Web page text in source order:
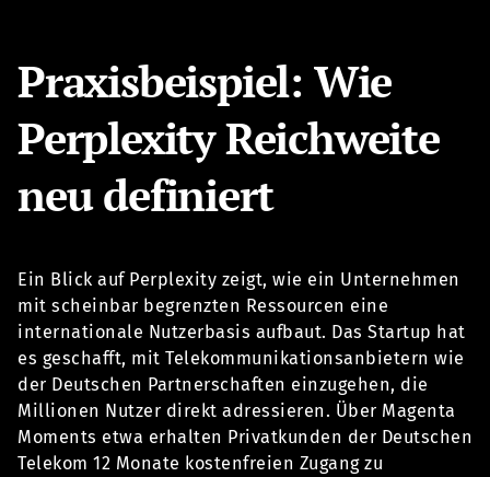
Praxisbeispiel: Wie
Perplexity Reichweite
neu definiert
Ein Blick auf Perplexity zeigt, wie ein Unternehmen
mit scheinbar begrenzten Ressourcen eine
internationale Nutzerbasis aufbaut. Das Startup hat
es geschafft, mit Telekommunikationsanbietern wie
der Deutschen Partnerschaften einzugehen, die
Millionen Nutzer direkt adressieren. Über Magenta
Moments etwa erhalten Privatkunden der Deutschen
Telekom 12 Monate kostenfreien Zugang zu